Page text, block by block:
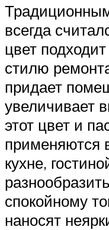
всегда
цвет
стилю
придает
увеличивает
этот цвет и
применяются
кухне,
спокойному
наносят